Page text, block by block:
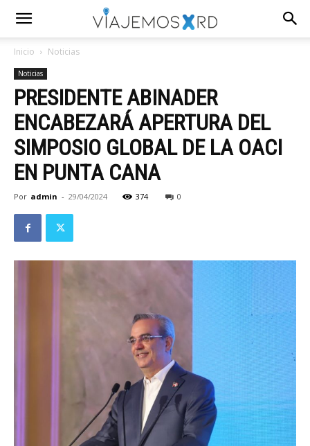
Inicio Noticias
Noticias
PRESIDENTE ABINADER
ENCABEZARÁ APERTURA DEL
SIMPOSIO GLOBAL DE LA OACI
EN PUNTA CANA
Por admin - 29/04/2024 374 0